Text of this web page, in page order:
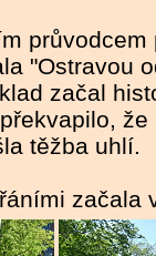
průvodcem
"Ostravou
začal
těžba uhlí.
začala